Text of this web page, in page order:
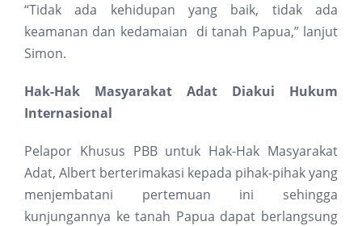
“Tidak ada kehidupan yang baik, tidak ada
keamanan dan kedamaian di tanah Papua,” lanjut
Simon.
Hak-Hak Masyarakat Adat Diakui Hukum
Internasional
Pelapor Khusus PBB untuk Hak-Hak Masyarakat
Adat, Albert berterimakasi kepada pihak-pihak yang
menjembatani pertemuan ini sehingga
kunjungannya ke tanah Papua dapat berlangsung